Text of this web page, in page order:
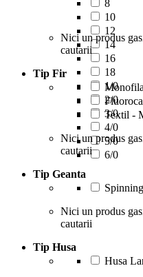
8
10
12
14
16
18
1/0
2/0
3/0
4/0
5/0
6/0
Nici un produs
cautarii
Tip Fir
Textil -
Nici un produs
cautarii
Tip Geanta
Spinning
Nici un produs
cautarii
Tip Husa
Husa